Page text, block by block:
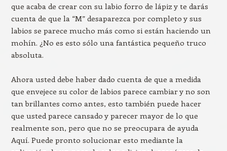
que acaba de crear con su labio forro de lápiz y te darás
cuenta de que la “M” desaparezca por completo y sus
labios se parece mucho más como si están haciendo un
mohín. ¿No es esto sólo una fantástica pequeño truco
absoluta.
Ahora usted debe haber dado cuenta de que a medida
que envejece su color de labios parece cambiar y no son
tan brillantes como antes, esto también puede hacer
que usted parece cansado y parecer mayor de lo que
realmente son, pero que no se preocupara de ayuda
Aquí. Puede pronto solucionar esto mediante la